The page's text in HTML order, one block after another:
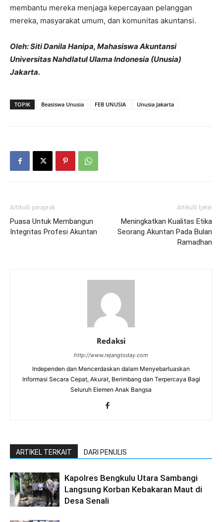
membantu mereka menjaga kepercayaan pelanggan
mereka, masyarakat umum, dan komunitas akuntansi.
Oleh: Siti Danila Hanipa, Mahasiswa Akuntansi
Universitas Nahdlatul Ulama Indonesia (Unusia)
Jakarta.
TOPIK Beasiswa Unusia FEB UNUSIA Unusia Jakarta
Artikulli paraprak
Puasa Untuk Membangun
Integritas Profesi Akuntan
Artikulli tjetër
Meningkatkan Kualitas Etika
Seorang Akuntan Pada Bulan
Ramadhan
Redaksi
http://www.rejangtoday.com
Independen dan Mencerdaskan dalam Menyebarluaskan
Informasi Secara Cepat, Akurat, Berimbang dan Terpercaya Bagi
Seluruh Elemen Anak Bangsa
ARTIKEL TERKAIT DARI PENULIS
Kapolres Bengkulu Utara Sambangi
Langsung Korban Kebakaran Maut di
Desa Senali